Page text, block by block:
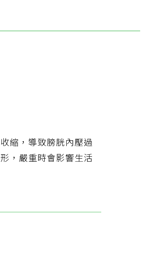
縮，導致膀胱內壓過
，嚴重時會影響生活